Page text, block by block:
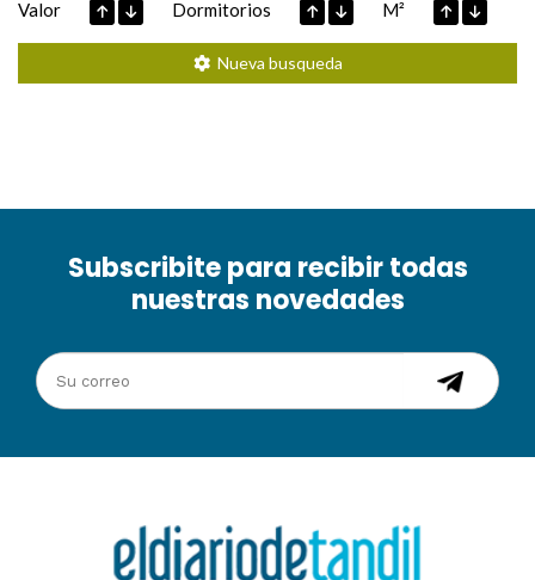
Valor Dormitorios M²
Nueva busqueda
Subscribite para recibir todas
nuestras novedades